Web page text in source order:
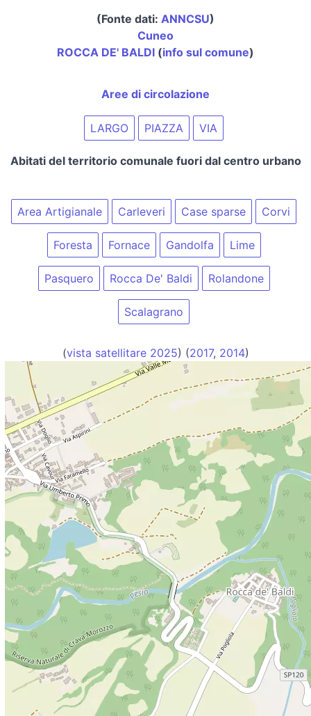
(Fonte dati: ANNCSU)
Cuneo
ROCCA DE' BALDI (info sul comune)
Aree di circolazione
LARGO PIAZZA VIA
Abitati del territorio comunale fuori dal centro urbano
Area Artigianale Carleveri Case sparse Corvi
Foresta Fornace Gandolfa Lime
Pasquero Rocca De' Baldi Rolandone
Scalagrano
(vista satellitare 2025) (2017, 2014)